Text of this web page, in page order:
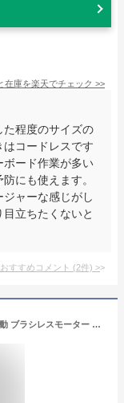
在庫を楽天でチェック >>
た程度のサイズの
コードレスです
ボード作業が多い
にも使えます。
ャーな感じがし
立ちたくないと
すすめコメント (2件) >
ANFLAG トータルボディケア 30段階強力振動 ブラシレスモーター 収納パック付き 携帯便利 日本語取扱説明書付き